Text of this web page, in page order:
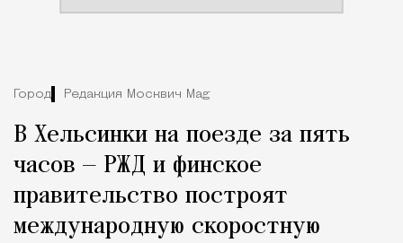
Город Редакция Москвич Mag
В Хельсинки на поезде за пять
часов — РЖД и финское
правительство построят
международную скоростную